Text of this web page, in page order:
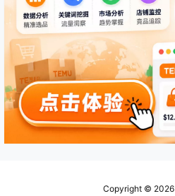
Copyright © 2026